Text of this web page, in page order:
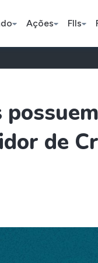
Ações FIIs
Índice
Bradesco
IVVB11
de